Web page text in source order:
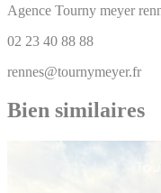
Agence Tourny meyer
02 23 40 88 88
rennes@tournymeyer.fr
Bien similaires